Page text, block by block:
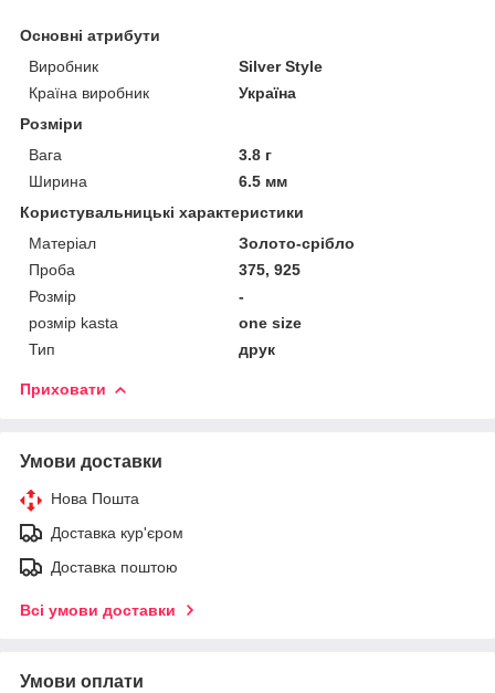
Основні атрибути
Виробник
Silver Style
Країна виробник
Україна
Розміри
Вага
3.8 г
Ширина
6.5 мм
Користувальницькі характеристики
Матеріал
Золото-срібло
Проба
375, 925
Розмір
-
розмір kasta
one size
Тип
друк
Приховати
Умови доставки
Нова Пошта
Доставка кур'єром
Доставка поштою
Всі умови доставки
Умови оплати